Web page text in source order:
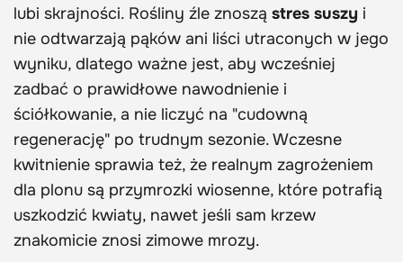
lubi skrajności. Rośliny źle znoszą stres suszy i
nie odtwarzają pąków ani liści utraconych w jego
wyniku, dlatego ważne jest, aby wcześniej
zadbać o prawidłowe nawodnienie i
ściółkowanie, a nie liczyć na "cudowną
regenerację" po trudnym sezonie. Wczesne
kwitnienie sprawia też, że realnym zagrożeniem
dla plonu są przymrozki wiosenne, które potrafią
uszkodzić kwiaty, nawet jeśli sam krzew
znakomicie znosi zimowe mrozy.